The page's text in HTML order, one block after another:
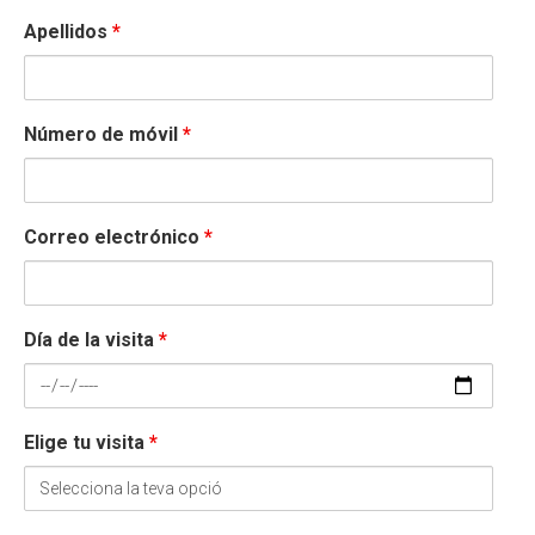
Apellidos *
Número de móvil *
Correo electrónico *
Día de la visita *
Elige tu visita *